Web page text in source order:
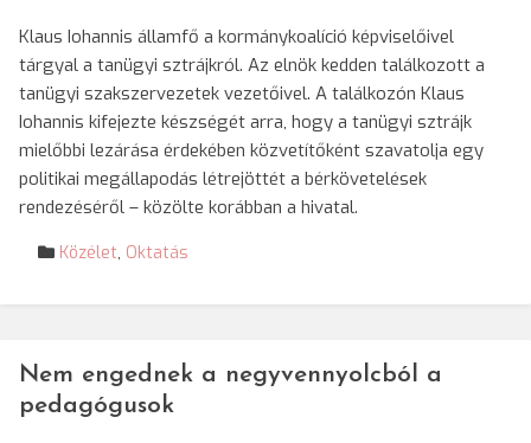
Klaus Iohannis államfő a kormánykoalíció képviselőivel
tárgyal a tanügyi sztrájkról. Az elnök kedden találkozott a
tanügyi szakszervezetek vezetőivel. A találkozón Klaus
Iohannis kifejezte készségét arra, hogy a tanügyi sztrájk
mielőbbi lezárása érdekében közvetítőként szavatolja egy
politikai megállapodás létrejöttét a bérkövetelések
rendezéséről – közölte korábban a hivatal.
Közélet, Oktatás
Nem engednek a negyvennyolcból a
pedagógusok